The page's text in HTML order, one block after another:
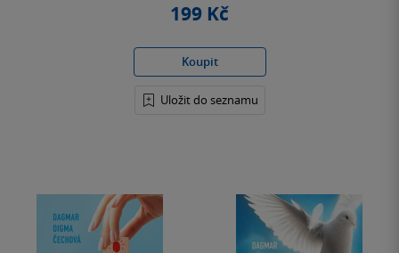
199 Kč
Koupit
Uložit do seznamu